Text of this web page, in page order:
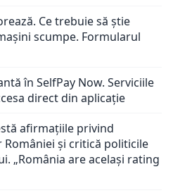
Ce trebuie să știe
scumpe. Formularul
în SelfPay Now. Serviciile
direct din aplicație
afirmațiile privind
și critică politicile
„România are același rating